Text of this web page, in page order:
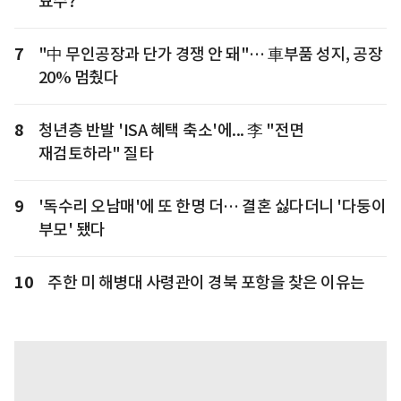
7
"中 무인공장과 단가 경쟁 안 돼"… 車부품 성지, 공장
20% 멈췄다
8
청년층 반발 'ISA 혜택 축소'에... 李 "전면
재검토하라" 질타
9
'독수리 오남매'에 또 한명 더… 결혼 싫다더니 '다둥이
부모' 됐다
10 주한 미 해병대 사령관이 경북 포항을 찾은 이유는